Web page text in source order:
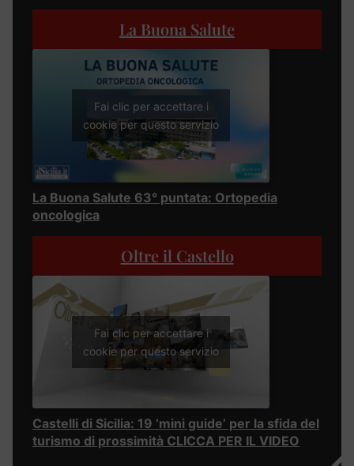
La Buona Salute
Fai clic per accettare i
cookie per questo servizio
La Buona Salute 63° puntata: Ortopedia
oncologica
Oltre il Castello
Fai clic per accettare i
cookie per questo servizio
Castelli di Sicilia: 19 ‘mini guide’ per la sfida del
turismo di prossimità CLICCA PER IL VIDEO